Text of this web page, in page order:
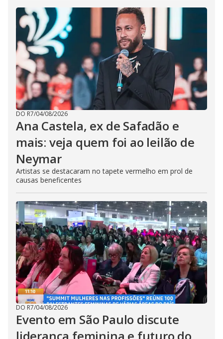
DO R7/04/08/2026
Ana Castela, ex de Safadão e
mais: veja quem foi ao leilão de
Neymar
Artistas se destacaram no tapete vermelho em prol de
causas beneficentes
DO R7/04/08/2026
Evento em São Paulo discute